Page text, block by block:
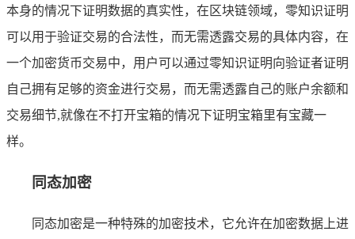
本身的情况下证明数据的真实性，在区块链领域，零知识证明
可以用于验证交易的合法性，而无需透露交易的具体内容，在
一个加密货币交易中，用户可以通过零知识证明向验证者证明
自己拥有足够的资金进行交易，而无需透露自己的账户余额和
交易细节,就像在不打开宝箱的情况下证明宝箱里有宝藏一
样。
同态加密
同态加密是一种特殊的加密技术，它允许在加密数据上进